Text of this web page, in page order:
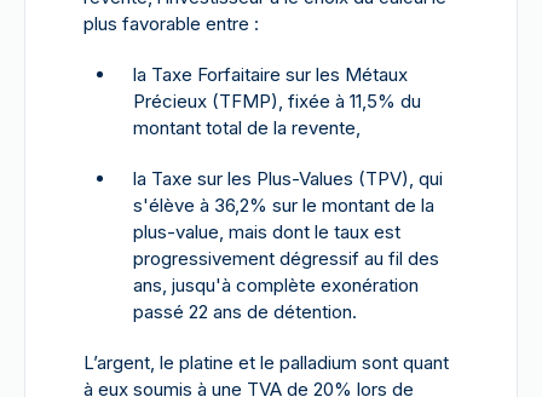
plus favorable entre :
la Taxe Forfaitaire sur les Métaux
Précieux (TFMP), fixée à 11,5% du
montant total de la revente,
la Taxe sur les Plus-Values (TPV), qui
s'élève à 36,2% sur le montant de la
plus-value, mais dont le taux est
progressivement dégressif au fil des
ans, jusqu'à complète exonération
passé 22 ans de détention.
L’argent, le platine et le palladium sont quant
à eux soumis à une TVA de 20% lors de